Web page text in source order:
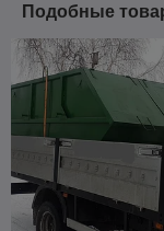
Подобные